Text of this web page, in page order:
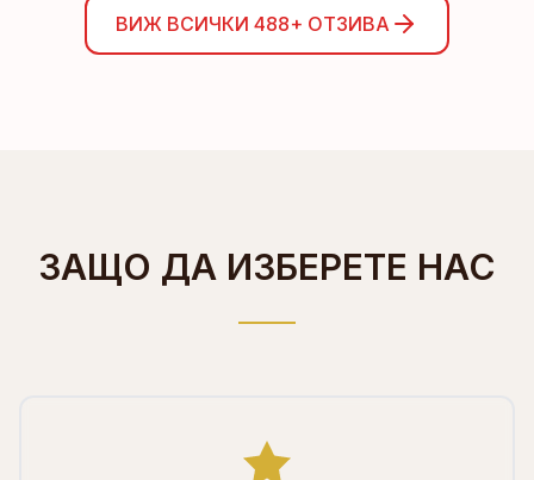
ВИЖ ВСИЧКИ 488+ ОТЗИВА
ЗАЩО ДА ИЗБЕРЕТЕ НАС